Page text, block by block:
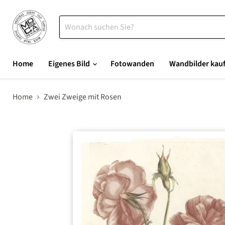
Home Eigenes Bild Fotowanden Wandbilder
Home Zwei Zweige mit Rosen